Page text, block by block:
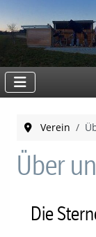
Verein
Über
Die